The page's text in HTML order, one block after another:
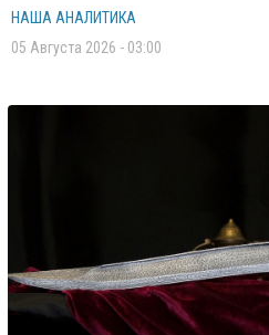
НАША АНАЛИТИКА
05 Августа 2026 - 03:00